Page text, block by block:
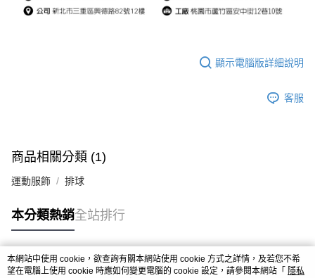
顯示電腦版詳細說明
客服
商品相關分類 (1)
運動服飾 排球
本分類熱銷全站排行
熱門標籤
本網站中使用 cookie，欲查詢有關本網站使用 cookie 方式之詳情，及若您不希
望在電腦上使用 cookie 時應如何變更電腦的 cookie 設定，請參閱本網站「 隱私